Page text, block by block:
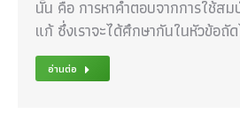
นั้น คือ การหาคำตอบจากการใช้สม
แก้ ซึ่งเราจะได้ศึกษากันในหัวข้อถั
อ่านต่อ